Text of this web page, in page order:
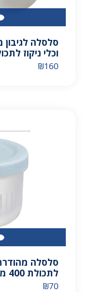
סלסלה
וכלי ניקוז לתכולת 580
₪160
סלסלה
לתכולת 400 מיל' גבן
₪70